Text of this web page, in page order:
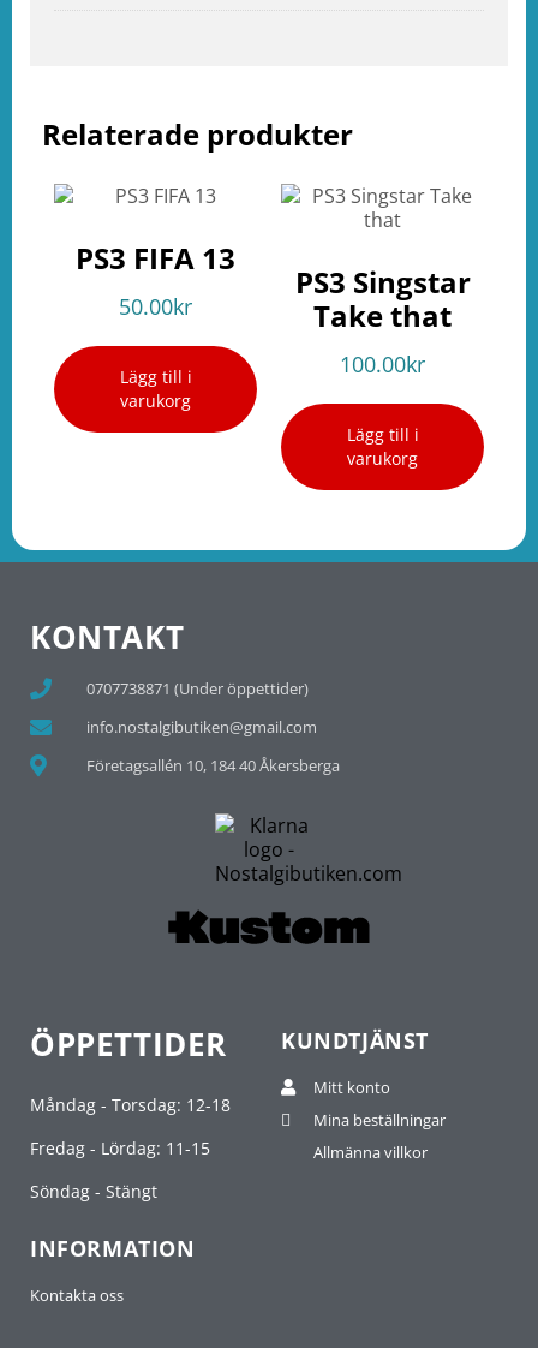
Relaterade produkter
PS3 FIFA 13
50.00kr
Lägg till i
varukorg
PS3 Singstar
Take that
100.00kr
Lägg till i
varukorg
KONTAKT
0707738871 (Under öppettider)
info.nostalgibutiken@gmail.com
Företagsallén 10, 184 40 Åkersberga
ÖPPETTIDER
Måndag - Torsdag: 12-18
Fredag - Lördag: 11-15
Söndag - Stängt
KUNDTJÄNST
Mitt konto
Mina beställningar
Allmänna villkor
INFORMATION
Kontakta oss